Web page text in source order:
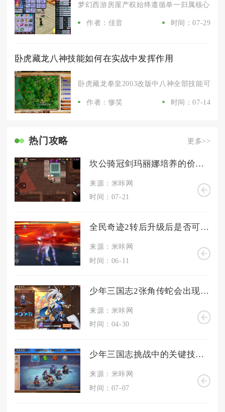
梦幻西游房屋产权始终遵循单一归属核心规
作者：佳音 时间：07-29
卧虎藏龙八神技能如何在实战中发挥作用
卧虎藏龙拳皇2003改版中八神全部技能可分
作者：惨笑 时间：07-14
热门攻略 更多>>
坎公骑冠剑玛丽娜培养的价值在哪里
来源：米咔网
时间：07-21
全民奇迹2转后升级后是否可以参与更高级别的战斗
来源：米咔网
时间：06-11
少年三国志2张角传蛇会出现在哪里
来源：米咔网
时间：04-30
少年三国志挑战中的关键技巧是什么
来源：米咔网
时间：07-07